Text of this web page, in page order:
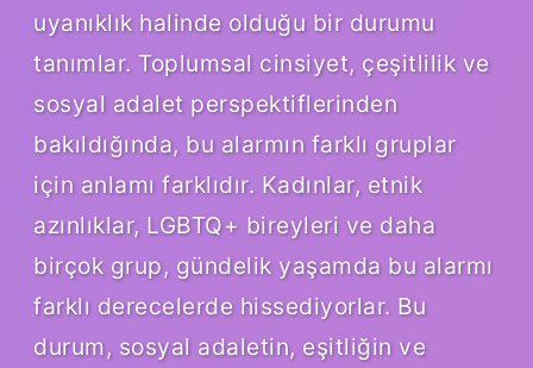
uyanıklık halinde olduğu bir durumu
tanımlar. Toplumsal cinsiyet, çeşitlilik ve
sosyal adalet perspektiflerinden
bakıldığında, bu alarmın farklı gruplar
için anlamı farklıdır. Kadınlar, etnik
azınlıklar, LGBTQ+ bireyleri ve daha
birçok grup, gündelik yaşamda bu alarmı
farklı derecelerde hissediyorlar. Bu
durum, sosyal adaletin, eşitliğin ve